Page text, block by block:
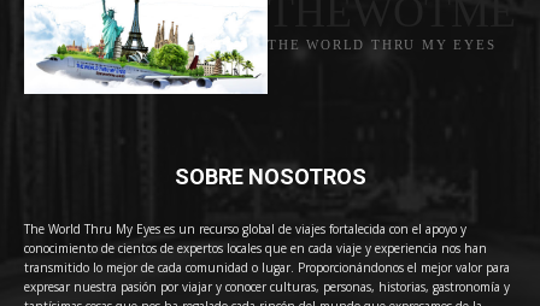
THE WORLD THRU MY EYES
SOBRE NOSOTROS
The World Thru My Eyes es un recurso global de viajes fortalecida con el apoyo y
conocimiento de cientos de expertos locales que en cada viaje y experiencia nos han
transmitido lo mejor de cada comunidad o lugar. Proporcionándonos el mejor valor para
expresar nuestra pasión por viajar y conocer culturas, personas, historias, gastronomía y